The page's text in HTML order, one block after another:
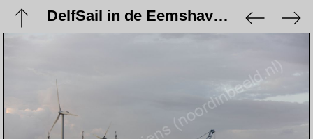
DelfSail in de Eemshaven - 21 augustus 2009